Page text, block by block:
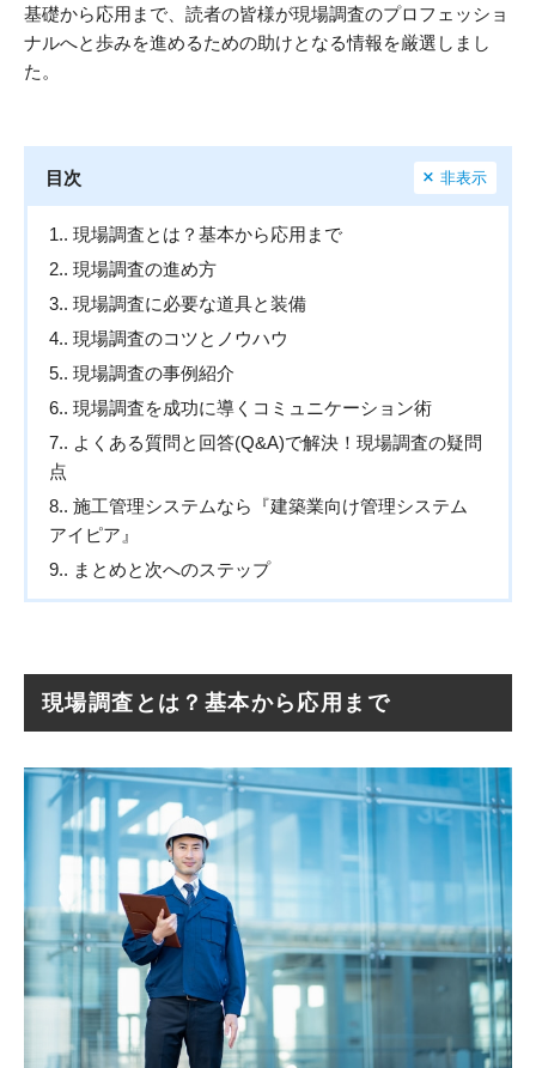
基礎から応用まで、読者の皆様が現場調査のプロフェッショ
ナルへと歩みを進めるための助けとなる情報を厳選しまし
た。
目次 非表示
1. 現場調査とは？基本から応用まで
2. 現場調査の進め方
3. 現場調査に必要な道具と装備
4. 現場調査のコツとノウハウ
5. 現場調査の事例紹介
6. 現場調査を成功に導くコミュニケーション術
7.
よくある質問と回答(Q&A)で解決！現場調査の疑問
点
8. 施工管理システムなら『建築業向け管理システム
アイピア』
9.
まとめと次へのステップ
現場調査とは？基本から応用まで